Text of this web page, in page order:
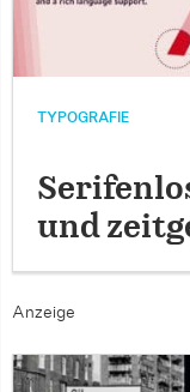
TYPOGRAFIE
und
Anzeige